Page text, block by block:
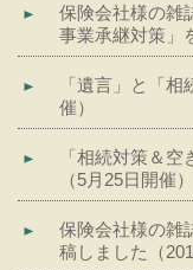
保険会社様の雑
事業承継対策」
「遺言」と「
催）
「相続対策＆
（5月25日開催）
保険会社様の雑
稿しました（